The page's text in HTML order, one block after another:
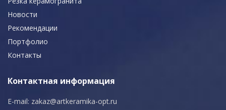
Новости
Рекомендации
Портфолио
Контакты
Контактная информация
E-mail: zakaz@artkeramika-opt.ru